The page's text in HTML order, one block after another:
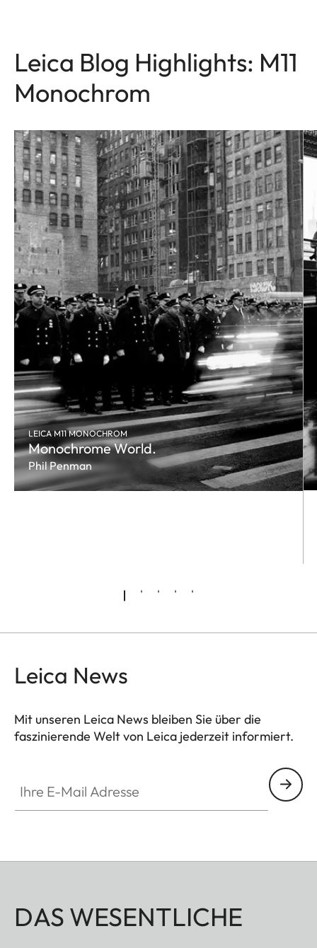
Leica Blog Highlights: M11
Monochrom
LEICA M11 MONOCHROM
Monochrome World.
Phil Penman
Leica News
Mit unseren Leica News bleiben Sie über die
faszinierende Welt von Leica jederzeit informiert.
DAS WESENTLICHE